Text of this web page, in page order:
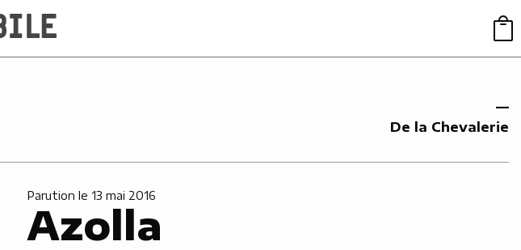
De la Chevalerie
Parution le 13 mai 2016
Azolla